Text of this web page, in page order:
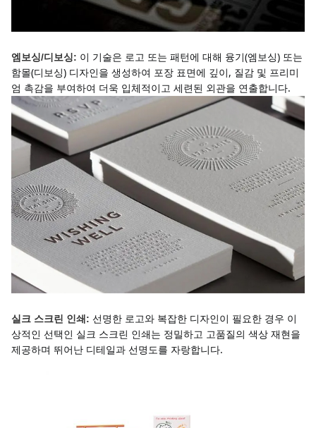
엠보싱/디보싱: 이 기술은 로고 또는 패턴에 대해 융기(엠보싱) 또는
함몰(디보싱) 디자인을 생성하여 포장 표면에 깊이, 질감 및 프리미
엄 촉감을 부여하여 더욱 입체적이고 세련된 외관을 연출합니다.
실크 스크린 인쇄: 선명한 로고와 복잡한 디자인이 필요한 경우 이
상적인 선택인 실크 스크린 인쇄는 정밀하고 고품질의 색상 재현을
제공하며 뛰어난 디테일과 선명도를 자랑합니다.